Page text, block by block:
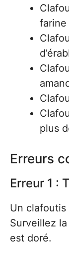
farine
plus
Erreurs
Erreur 1 :
Un
Surveillez
est doré.